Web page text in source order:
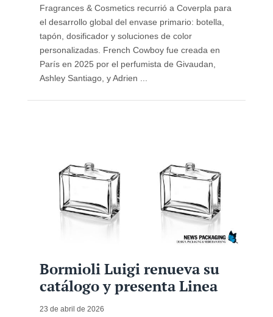
Fragrances & Cosmetics recurrió a Coverpla para
el desarrollo global del envase primario: botella,
tapón, dosificador y soluciones de color
personalizadas. French Cowboy fue creada en
París en 2025 por el perfumista de Givaudan,
Ashley Santiago, y Adrien ...
Bormioli Luigi renueva su
catálogo y presenta Linea
23 de abril de 2026